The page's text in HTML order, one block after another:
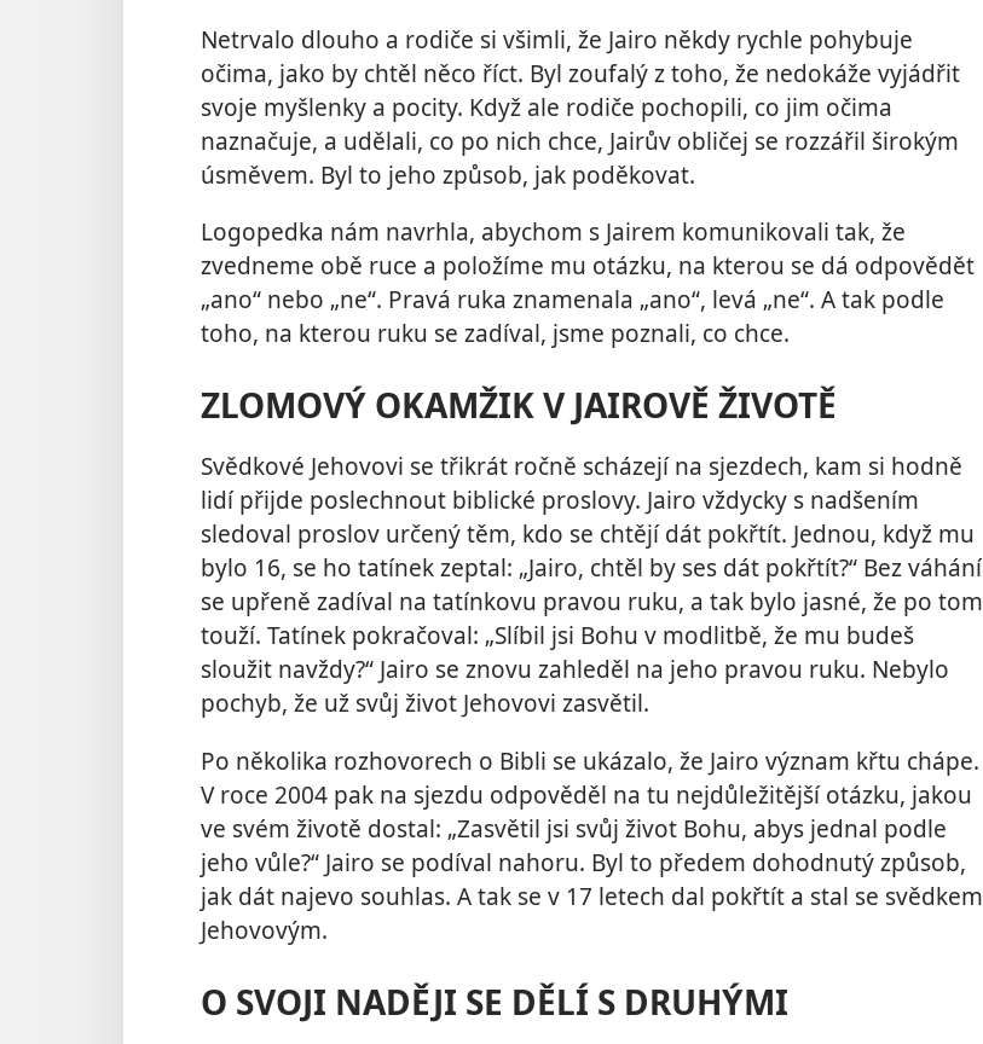
Netrvalo dlouho a rodiče si všimli, že Jairo někdy rychle pohybuje
očima, jako by chtěl něco říct. Byl zoufalý z toho, že nedokáže vyjádřit
svoje myšlenky a pocity. Když ale rodiče pochopili, co jim očima
naznačuje, a udělali, co po nich chce, Jairův obličej se rozzářil širokým
úsměvem. Byl to jeho způsob, jak poděkovat.
Logopedka nám navrhla, abychom s Jairem komunikovali tak, že
zvedneme obě ruce a položíme mu otázku, na kterou se dá odpovědět
„ano“ nebo „ne“. Pravá ruka znamenala „ano“, levá „ne“. A tak podle
toho, na kterou ruku se zadíval, jsme poznali, co chce.
ZLOMOVÝ OKAMŽIK V JAIROVĚ ŽIVOTĚ
Svědkové Jehovovi se třikrát ročně scházejí na sjezdech, kam si hodně
lidí přijde poslechnout biblické proslovy. Jairo vždycky s nadšením
sledoval proslov určený těm, kdo se chtějí dát pokřtít. Jednou, když mu
bylo 16, se ho tatínek zeptal: „Jairo, chtěl by ses dát pokřtít?“ Bez váhání
se upřeně zadíval na tatínkovu pravou ruku, a tak bylo jasné, že po tom
touží. Tatínek pokračoval: „Slíbil jsi Bohu v modlitbě, že mu budeš
sloužit navždy?“ Jairo se znovu zahleděl na jeho pravou ruku. Nebylo
pochyb, že už svůj život Jehovovi zasvětil.
Po několika rozhovorech o Bibli se ukázalo, že Jairo význam křtu chápe.
V roce 2004 pak na sjezdu odpověděl na tu nejdůležitější otázku, jakou
ve svém životě dostal: „Zasvětil jsi svůj život Bohu, abys jednal podle
jeho vůle?“ Jairo se podíval nahoru. Byl to předem dohodnutý způsob,
jak dát najevo souhlas. A tak se v 17 letech dal pokřtít a stal se svědkem
Jehovovým.
O SVOJI NADĚJI SE DĚLÍ S DRUHÝMI